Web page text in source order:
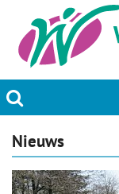
Actueel
Hobby & Vrije tijd
Nieuws